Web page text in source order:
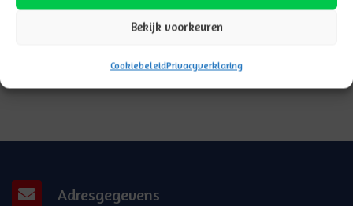
Bekijk voorkeuren
CookiebeleidPrivacyverklaring
Adresgegevens